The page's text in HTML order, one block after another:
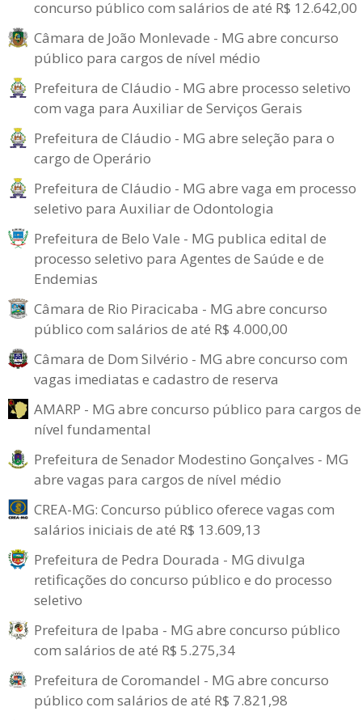
concurso público com salários de até R$ 12.642,00
Câmara de João Monlevade - MG abre concurso
público para cargos de nível médio
Prefeitura de Cláudio - MG abre processo seletivo
com vaga para Auxiliar de Serviços Gerais
Prefeitura de Cláudio - MG abre seleção para o
cargo de Operário
Prefeitura de Cláudio - MG abre vaga em processo
seletivo para Auxiliar de Odontologia
Prefeitura de Belo Vale - MG publica edital de
processo seletivo para Agentes de Saúde e de
Endemias
Câmara de Rio Piracicaba - MG abre concurso
público com salários de até R$ 4.000,00
Câmara de Dom Silvério - MG abre concurso com
vagas imediatas e cadastro de reserva
AMARP - MG abre concurso público para cargos de
nível fundamental
Prefeitura de Senador Modestino Gonçalves - MG
abre vagas para cargos de nível médio
CREA-MG: Concurso público oferece vagas com
salários iniciais de até R$ 13.609,13
Prefeitura de Pedra Dourada - MG divulga
retificações do concurso público e do processo
seletivo
Prefeitura de Ipaba - MG abre concurso público
com salários de até R$ 5.275,34
Prefeitura de Coromandel - MG abre concurso
público com salários de até R$ 7.821,98